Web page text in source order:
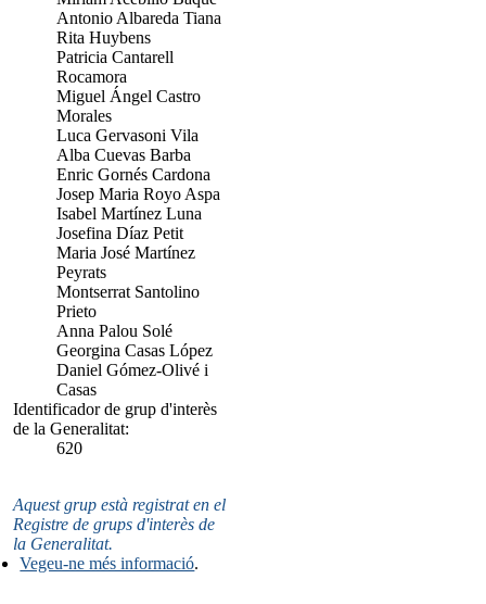
Antonio Albareda Tiana
Rita Huybens
Patricia Cantarell
Rocamora
Miguel Ángel Castro
Morales
Luca Gervasoni Vila
Alba Cuevas Barba
Enric Gornés Cardona
Josep Maria Royo Aspa
Isabel Martínez Luna
Josefina Díaz Petit
Maria José Martínez
Peyrats
Montserrat Santolino
Prieto
Anna Palou Solé
Georgina Casas López
Daniel Gómez-Olivé i
Casas
Identificador de grup d'interès
de la Generalitat:
620
Aquest grup està registrat en el
Registre de grups d'interès de
la Generalitat.
Vegeu-ne més informació.